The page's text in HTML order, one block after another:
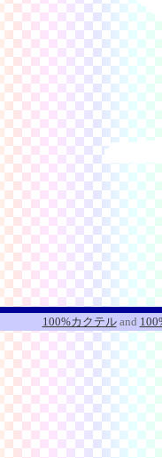
100%カクテルand